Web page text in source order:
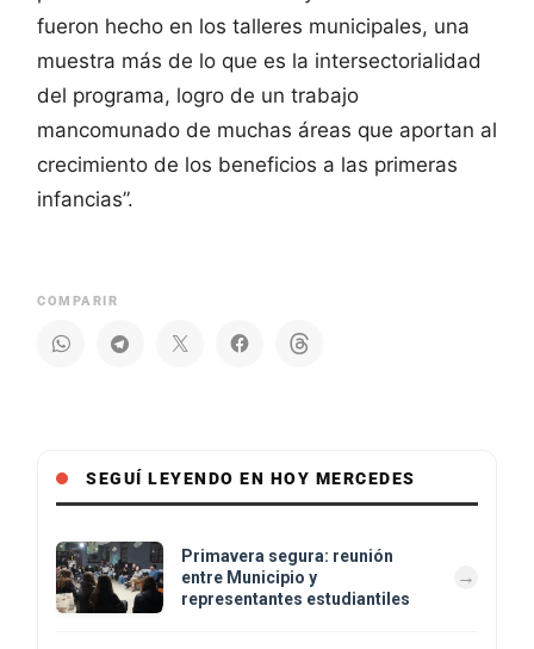
fueron hecho en los talleres municipales, una
muestra más de lo que es la intersectorialidad
del programa, logro de un trabajo
mancomunado de muchas áreas que aportan al
crecimiento de los beneficios a las primeras
infancias”.
COMPARIR
SEGUÍ LEYENDO EN HOY MERCEDES
Primavera segura: reunión
entre Municipio y
representantes estudiantiles